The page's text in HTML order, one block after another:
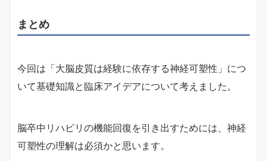
まとめ
今回は「大脳皮質は経験に依存する神経可塑性」につ
いて基礎知識と臨床アイデアについて考えました。
脳卒中リハビリの機能回復を引き出すためには、神経
可塑性の理解は必須かと思います。